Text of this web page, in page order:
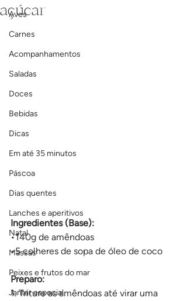
Aves
Carnes
Acompanhamentos
Saladas
Doces
Bebidas
Dicas
Em até 35 minutos
Páscoa
Dias quentes
Lanches e aperitivos
Natal
Massas
Peixes e frutos do mar
Jantar especial
açúcar
Ingredientes (Base):
•140g de amêndoas
•5 colheres de sopa de óleo de coco
Preparo:
1. Triture as amêndoas até virar uma